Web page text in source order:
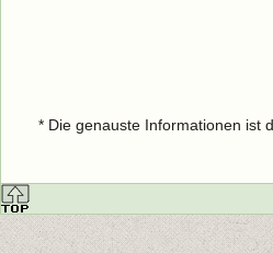
* Die genauste Informationen ist